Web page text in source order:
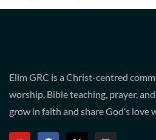
Elim GRC is a Christ-centred
worship, Bible teaching, prayer,
grow in faith and share God’s love